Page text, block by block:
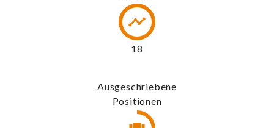
19
Ausgeschriebene
Positionen